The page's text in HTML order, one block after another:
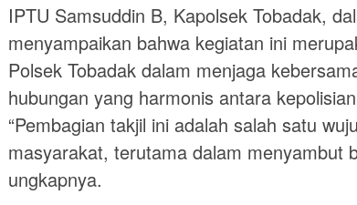
IPTU Samsuddin B, Kapolsek Tobadak,
menyampaikan bahwa kegiatan ini
Polsek Tobadak dalam menjaga
hubungan yang harmonis antara
“Pembagian takjil ini adalah salah satu
masyarakat, terutama dalam menyambut
ungkapnya.